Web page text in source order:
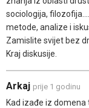
sociologija,
metode, analize i
Zamislite svijet bez
Kraj diskusije.
Arkaj prije 1 godinu
Kad izađe iz domena